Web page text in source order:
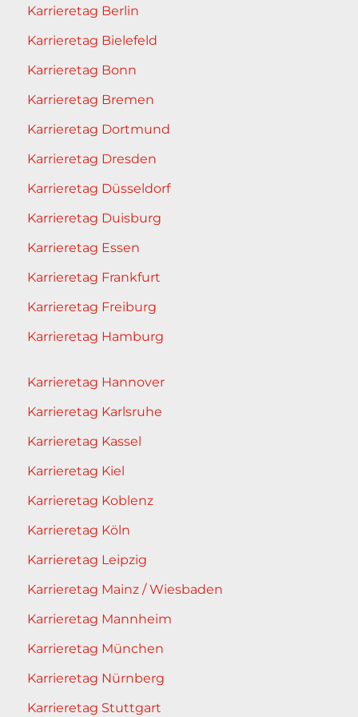
Karrieretag Berlin
Karrieretag Bielefeld
Karrieretag Bonn
Karrieretag Bremen
Karrieretag Dortmund
Karrieretag Dresden
Karrieretag Düsseldorf
Karrieretag Duisburg
Karrieretag Essen
Karrieretag Frankfurt
Karrieretag Freiburg
Karrieretag Hamburg
Karrieretag Hannover
Karrieretag Karlsruhe
Karrieretag Kassel
Karrieretag Kiel
Karrieretag Koblenz
Karrieretag Köln
Karrieretag Leipzig
Karrieretag Mainz / Wiesbaden
Karrieretag Mannheim
Karrieretag München
Karrieretag Nürnberg
Karrieretag Stuttgart